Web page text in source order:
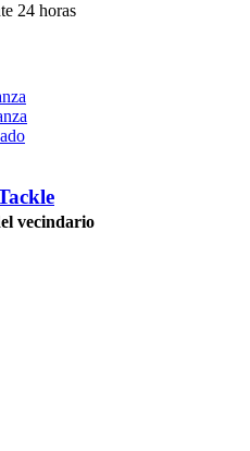
24 horas
vecindario